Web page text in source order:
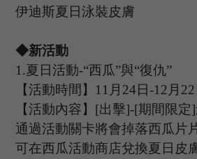
伊迪斯夏日泳裝皮膚
◆新活動
1.夏日活動-“西瓜”與“復仇”
【活動時間】 11 月 24日-12 月 22
【活動內容】 [出擊]-[期間限定]
通過活動關卡將會掉落西瓜片
可在西瓜活動商店兌換夏日皮